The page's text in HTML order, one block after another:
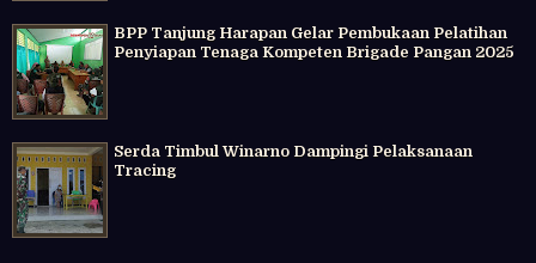
BPP Tanjung Harapan Gelar Pembukaan Pelatihan
Penyiapan Tenaga Kompeten Brigade Pangan 2025
Serda Timbul Winarno Dampingi Pelaksanaan
Tracing